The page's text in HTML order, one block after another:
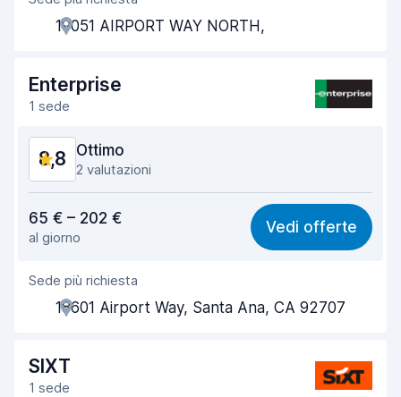
Rapidità del ritiro
Rapidità della riconsegna 8,3
Condizioni dell'auto
19051 AIRPORT WAY NORTH,
Enterprise
1 sede
8,8 Ottimo
2 valutazioni
9,2
Facile da trovare 8,2
Gentilezza degli agenti
Rapidità del ritiro
Rapidità della riconsegna 8,2
65 € – 202 €
al giorno
Vedi offerte
Sede più richiesta
18601 Airport Way, Santa Ana, CA 92707
SIXT
1 sede